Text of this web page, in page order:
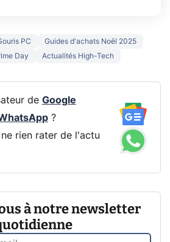
PC
Guides d'achats Noël 2025
Day Actualités High-Tech
de Google
?
rien rater de l'actu
à notre newsletter